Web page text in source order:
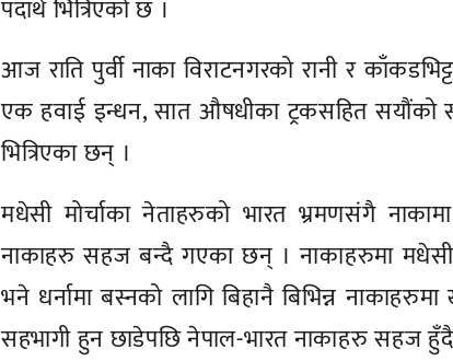
पदार्थ भित्रिएको छ ।
आज राति पुर्वी नाका विराटनगरको रानी र
एक हवाई इन्धन, सात औषधीका ट्रकसहित सयौंको
भित्रिएका छन् ।
मधेसी मोर्चाका नेताहरुको भारत भ्रमणसंगै
नाकाहरु सहज बन्दै गएका छन् । नाकाहरुमा मधेसी
भने धर्नामा बस्नको लागि बिहानै बिभिन्न
सहभागी हुन छाडेपछि नेपाल-भारत नाकाहरु सहज